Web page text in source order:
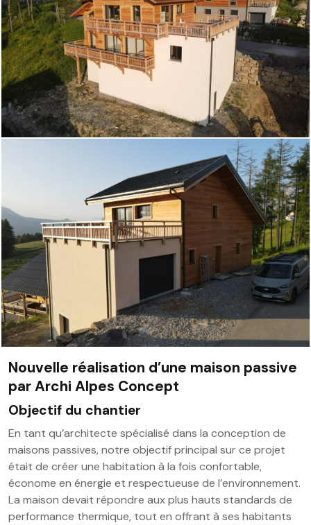
Nouvelle réalisation d’une maison passive
par Archi Alpes Concept
Objectif du chantier
En tant qu’architecte spécialisé dans la conception de
maisons passives, notre objectif principal sur ce projet
était de créer une habitation à la fois confortable,
économe en énergie et respectueuse de l’environnement.
La maison devait répondre aux plus hauts standards de
performance thermique, tout en offrant à ses habitants